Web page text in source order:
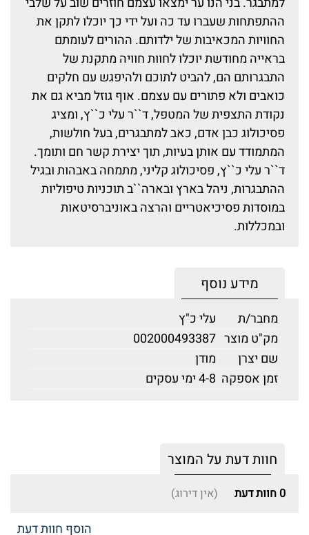
ההתפתחות שעברו עד כה ועל ידי כך יוכלו לתקן את
החוויות המכאיבות של ילדותם. ההורים לעומתם
בראייה מחודשת יוכלו לחוות חוויה מתקנת של
התבגרותם הם, להביט לתוכם ולהיפגש עם חלקים
כואבים ולא פתורים עם עצמם. אוף גוזל מביא גם את
נקודת התצפית של המטפל, ד``ר עלי כ``ץ, ומציג
פסיכולוג כבן אדם, כאב למתבגרים, בעל חולשות,
המתמודד עם אותן בעיות, תוך יצירת קשר חם ותומך.
ד``ר עלי כ``ץ, פסיכולוג קליני, מתמחה באבהות ובגיל
ההתבגרות, ניהל בארץ ובארה``ב תוכניות טיפוליות
במוסדות פסיכיאטריים והרצה באוניברסיטאות
ובמכללות.
מידע נוסף
מחבר/ת
עלי כ"ץ
מק"ט מוצר 002000493387
שם יצרן
מודן
זמן אספקה 4-8 ימי עסקים
חוות דעת על המוצר
0 חוות דעת (אין דירוג)
הוסף חוות דעת